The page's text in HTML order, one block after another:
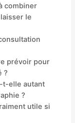
combiner
le
prévoir pour
?
t-elle autant
?
utile si